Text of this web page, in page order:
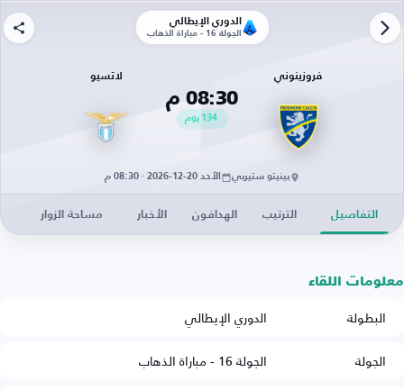
الدوري الإيطالي
الجولة 16 - مباراة الذهاب
فروزينوني
08:30 م
134 يوم
لاتسيو
بينيتو ستيربي الأحد 20-12-2026 · 08:30 م
التفاصيل الترتيب الهدافون الأخبار مساحة الزوار
معلومات اللقاء
البطولة
الدوري الإيطالي
الجولة
الجولة 16 - مباراة الذهاب